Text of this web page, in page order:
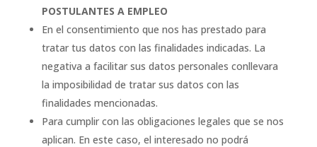
POSTULANTES A EMPLEO
En el consentimiento que nos has prestado para
tratar tus datos con las finalidades indicadas. La
negativa a facilitar sus datos personales conllevara
la imposibilidad de tratar sus datos con las
finalidades mencionadas.
Para cumplir con las obligaciones legales que se nos
aplican. En este caso, el interesado no podrá